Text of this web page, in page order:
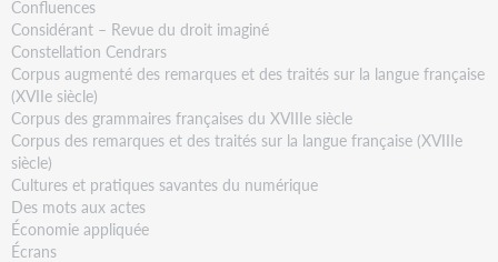
Confluences
Considérant – Revue du droit imaginé
Constellation Cendrars
Corpus augmenté des remarques et des traités sur la langue française
(XVIIe siècle)
Corpus des grammaires françaises du XVIIIe siècle
Corpus des remarques et des traités sur la langue française (XVIIIe
siècle)
Cultures et pratiques savantes du numérique
Des mots aux actes
Économie appliquée
Écrans